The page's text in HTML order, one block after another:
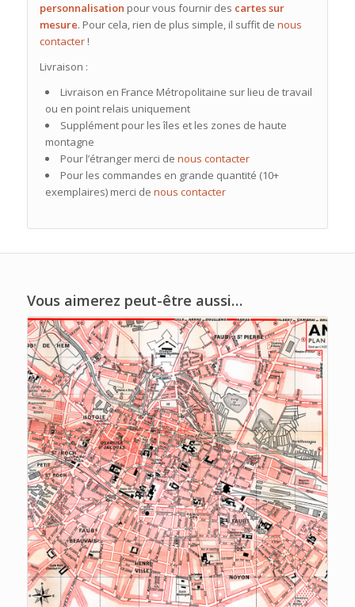
personnalisation pour vous fournir des cartes sur
mesure. Pour cela, rien de plus simple, il suffit de nous
contacter!
Livraison :
Livraison en France Métropolitaine sur lieu de travail
ou en point relais uniquement
Supplément pour les îles et les zones de haute
montagne
Pour l’étranger merci de nous contacter
Pour les commandes en grande quantité (10+
exemplaires) merci de nous contacter
Vous aimerez peut-être aussi…